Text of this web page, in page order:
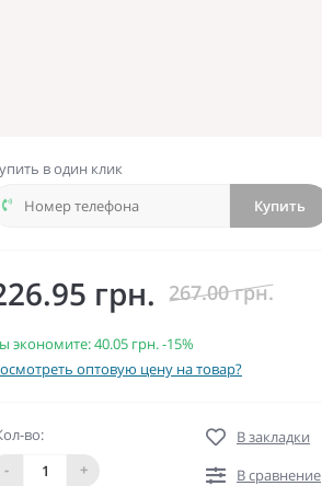
в один клик
Купить
грн. 267.00 грн.
экономите:40.05 грн.-15%
оптовую цену на товар?
во:
-
+
В закладки
В сравнение